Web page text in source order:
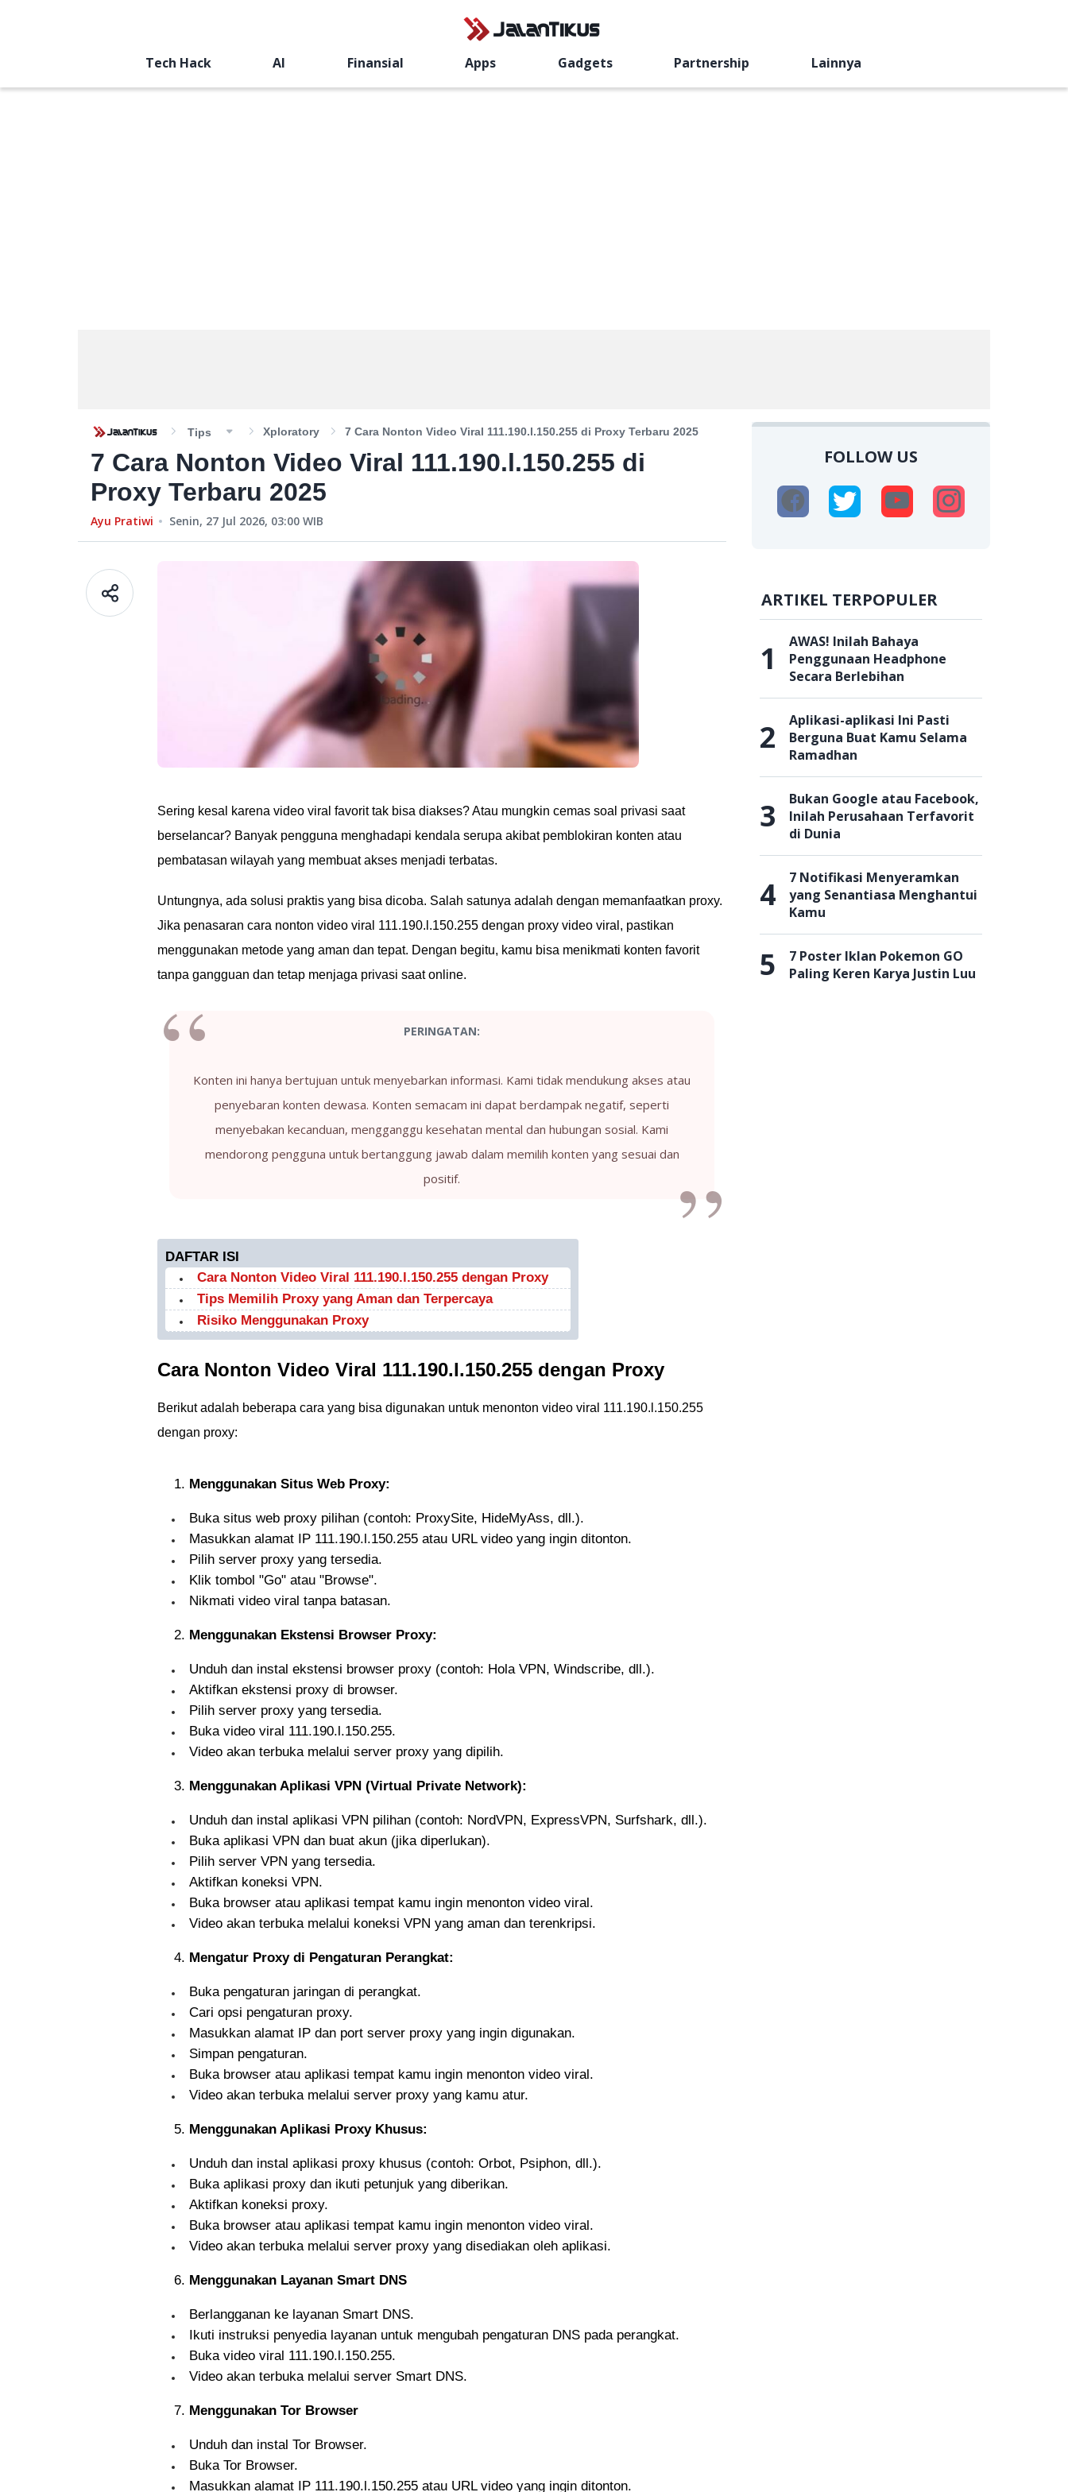
Tech Hack AI Finansial Apps Gadgets Partnership Lainnya
Tips Xploratory 7 Cara Nonton Video Viral 111.190.l.150.255 di Proxy Terbaru 2025
7 Cara Nonton Video Viral 111.190.l.150.255 di
Proxy Terbaru 2025
Ayu Pratiwi Senin, 27 Jul 2026, 03:00 WIB
Sering kesal karena video viral favorit tak bisa diakses? Atau mungkin cemas soal privasi saat
berselancar? Banyak pengguna menghadapi kendala serupa akibat pemblokiran konten atau
pembatasan wilayah yang membuat akses menjadi terbatas.
Untungnya, ada solusi praktis yang bisa dicoba. Salah satunya adalah dengan memanfaatkan proxy.
Jika penasaran cara nonton video viral 111.190.l.150.255 dengan proxy video viral, pastikan
menggunakan metode yang aman dan tepat. Dengan begitu, kamu bisa menikmati konten favorit
tanpa gangguan dan tetap menjaga privasi saat online.
PERINGATAN:
Konten ini hanya bertujuan untuk menyebarkan informasi. Kami tidak mendukung akses atau
penyebaran konten dewasa. Konten semacam ini dapat berdampak negatif, seperti
menyebakan kecanduan, mengganggu kesehatan mental dan hubungan sosial. Kami
mendorong pengguna untuk bertanggung jawab dalam memilih konten yang sesuai dan
positif.
DAFTAR ISI
Cara Nonton Video Viral 111.190.l.150.255 dengan Proxy
Tips Memilih Proxy yang Aman dan Terpercaya
Risiko Menggunakan Proxy
Cara Nonton Video Viral 111.190.l.150.255 dengan Proxy
Berikut adalah beberapa cara yang bisa digunakan untuk menonton video viral 111.190.l.150.255
dengan proxy:
Menggunakan Situs Web Proxy:
Buka situs web proxy pilihan (contoh: ProxySite, HideMyAss, dll.).
Masukkan alamat IP 111.190.l.150.255 atau URL video yang ingin ditonton.
Pilih server proxy yang tersedia.
Klik tombol "Go" atau "Browse".
Nikmati video viral tanpa batasan.
Menggunakan Ekstensi Browser Proxy:
Unduh dan instal ekstensi browser proxy (contoh: Hola VPN, Windscribe, dll.).
Aktifkan ekstensi proxy di browser.
Pilih server proxy yang tersedia.
Buka video viral 111.190.l.150.255.
Video akan terbuka melalui server proxy yang dipilih.
Menggunakan Aplikasi VPN (Virtual Private Network):
Unduh dan instal aplikasi VPN pilihan (contoh: NordVPN, ExpressVPN, Surfshark, dll.).
Buka aplikasi VPN dan buat akun (jika diperlukan).
Pilih server VPN yang tersedia.
Aktifkan koneksi VPN.
Buka browser atau aplikasi tempat kamu ingin menonton video viral.
Video akan terbuka melalui koneksi VPN yang aman dan terenkripsi.
Mengatur Proxy di Pengaturan Perangkat:
Buka pengaturan jaringan di perangkat.
Cari opsi pengaturan proxy.
Masukkan alamat IP dan port server proxy yang ingin digunakan.
Simpan pengaturan.
Buka browser atau aplikasi tempat kamu ingin menonton video viral.
Video akan terbuka melalui server proxy yang kamu atur.
Menggunakan Aplikasi Proxy Khusus:
Unduh dan instal aplikasi proxy khusus (contoh: Orbot, Psiphon, dll.).
Buka aplikasi proxy dan ikuti petunjuk yang diberikan.
Aktifkan koneksi proxy.
Buka browser atau aplikasi tempat kamu ingin menonton video viral.
Video akan terbuka melalui server proxy yang disediakan oleh aplikasi.
Menggunakan Layanan Smart DNS
Berlangganan ke layanan Smart DNS.
Ikuti instruksi penyedia layanan untuk mengubah pengaturan DNS pada perangkat.
Buka video viral 111.190.l.150.255.
Video akan terbuka melalui server Smart DNS.
Menggunakan Tor Browser
Unduh dan instal Tor Browser.
Buka Tor Browser.
Masukkan alamat IP 111.190.l.150.255 atau URL video yang ingin ditonton.
FOLLOW US
ARTIKEL TERPOPULER
1
AWAS! Inilah Bahaya
Penggunaan Headphone
Secara Berlebihan
2
Aplikasi-aplikasi Ini Pasti
Berguna Buat Kamu Selama
Ramadhan
3
Bukan Google atau Facebook,
Inilah Perusahaan Terfavorit
di Dunia
4
7 Notifikasi Menyeramkan
yang Senantiasa Menghantui
Kamu
5
7 Poster Iklan Pokemon GO
Paling Keren Karya Justin Luu